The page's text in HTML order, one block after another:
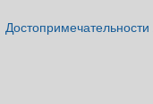
Достопримечательности